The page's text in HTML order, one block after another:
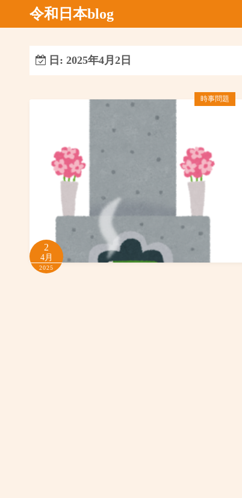
令和日本blog
日: 2025年4月2日
時事問題
2
4月
2025